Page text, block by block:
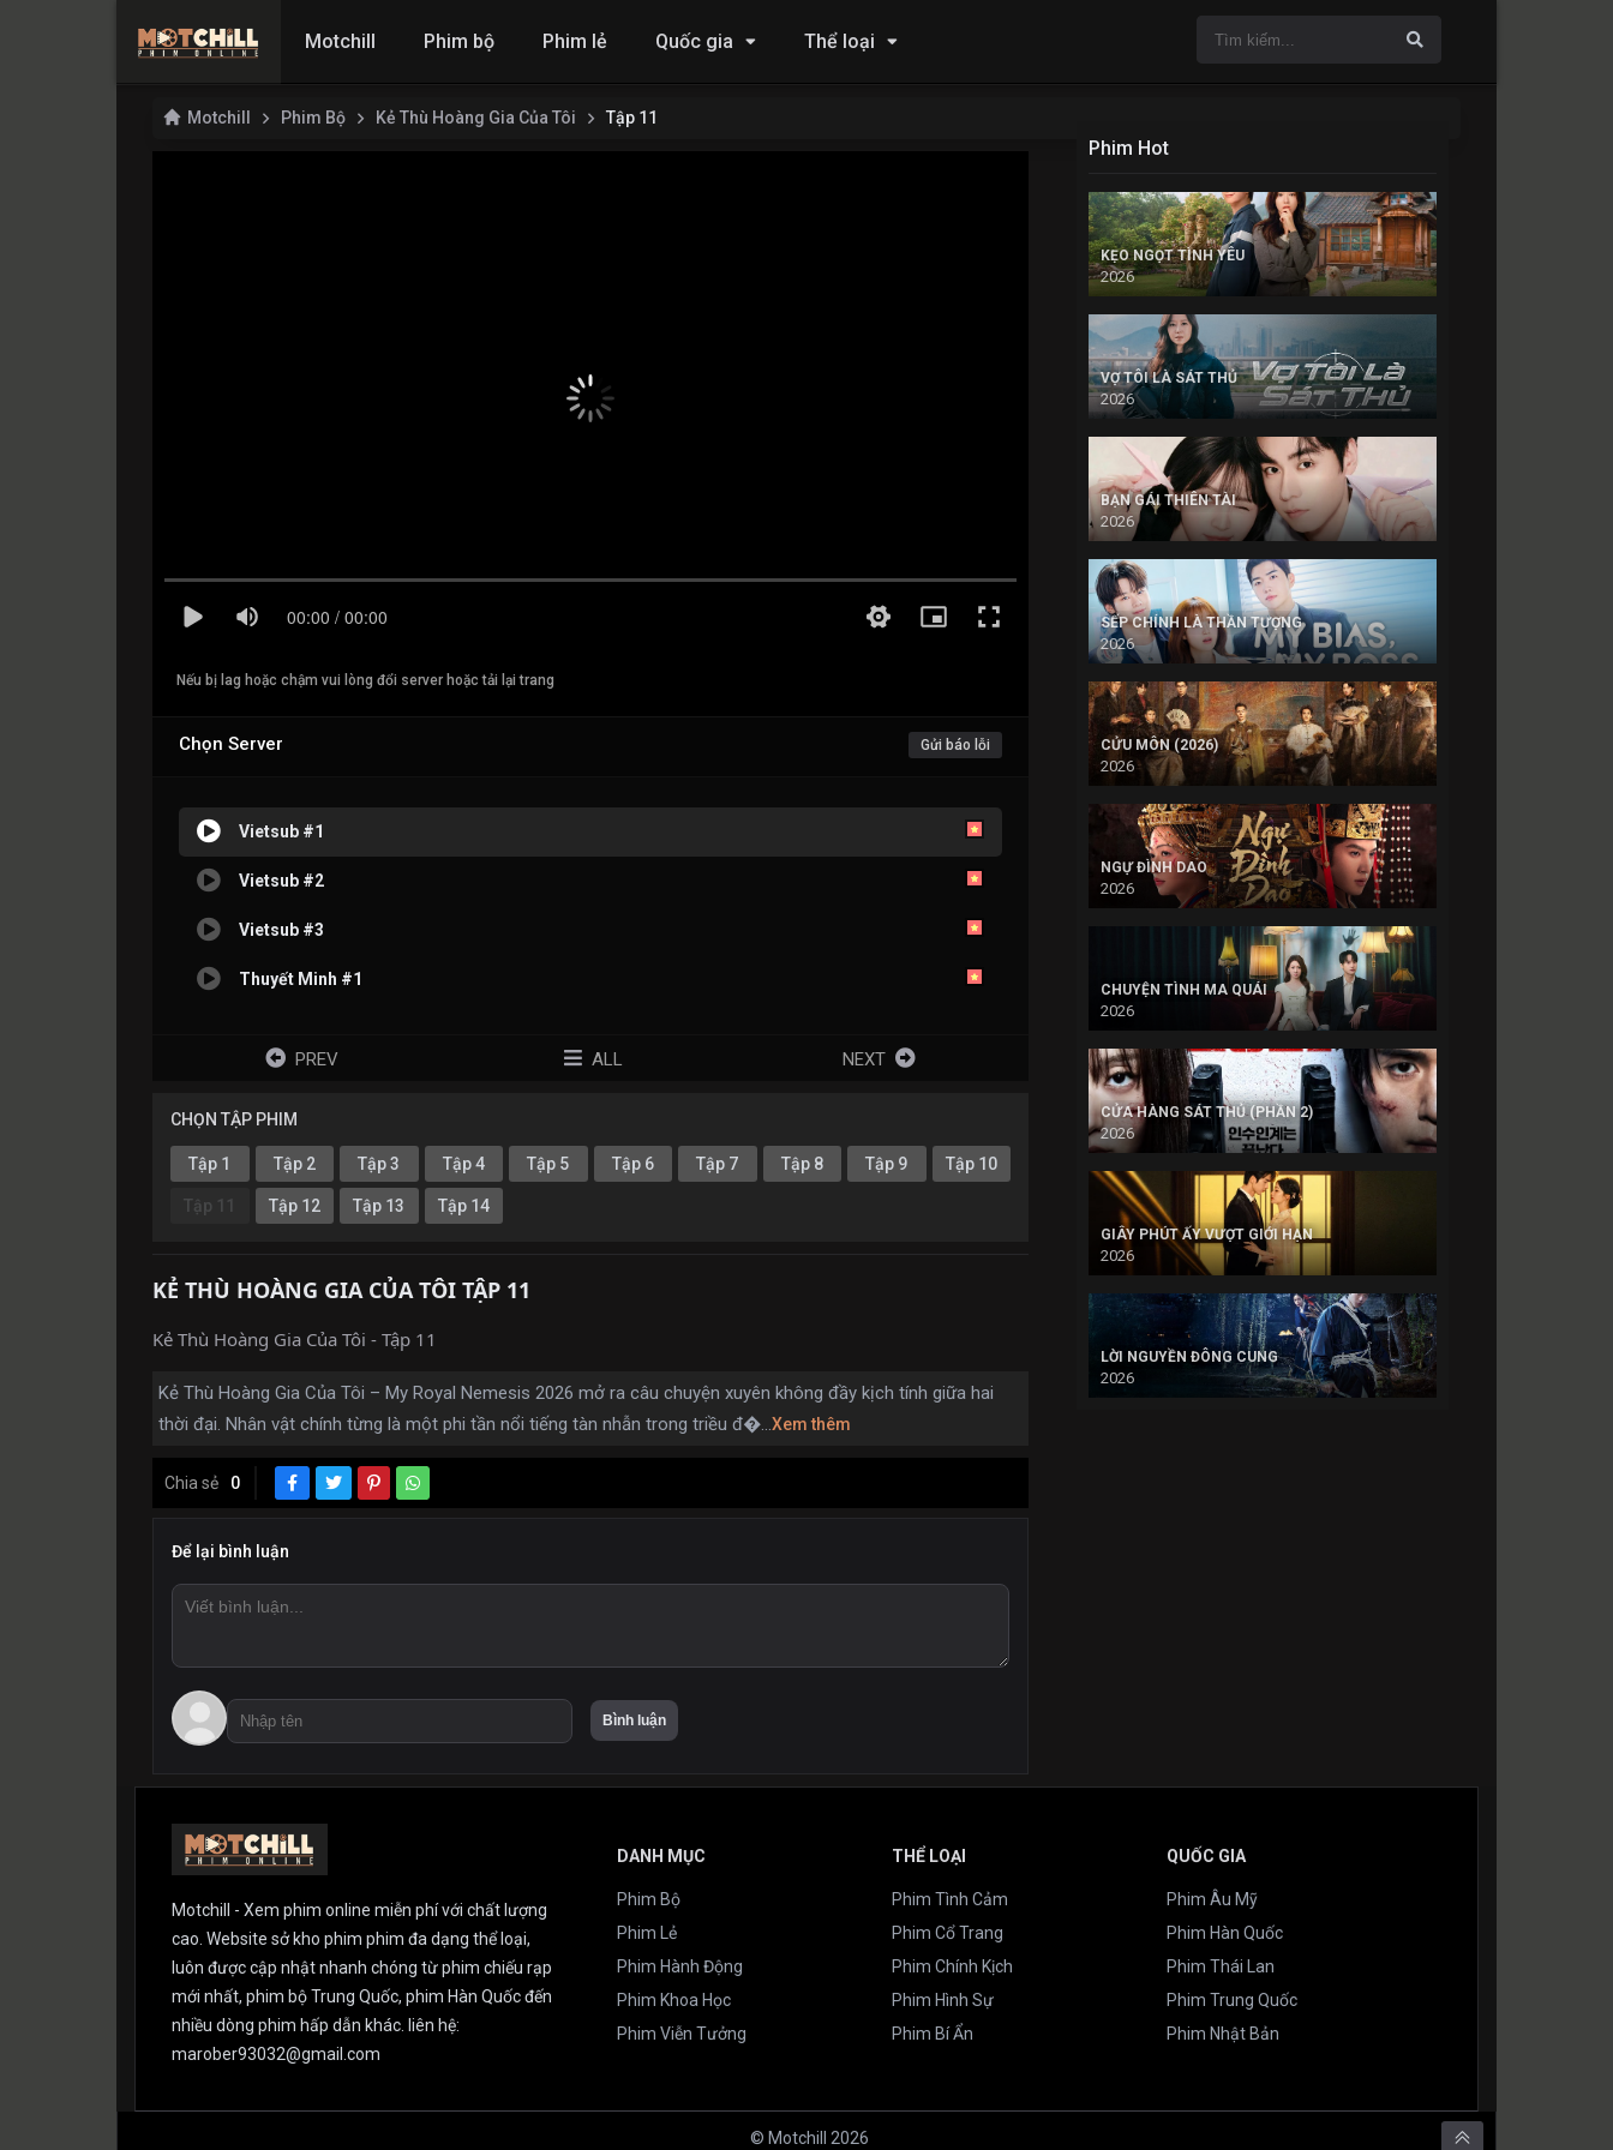
Motchill Phim bộ Phim lẻ Quốc gia Thể loại
Motchill Phim Bộ Kẻ Thù Hoàng Gia Của Tôi Tập 11
Nếu bị lag hoặc chậm vui lòng đổi server hoặc tải lại trang
Chọn Server Gửi báo lỗi
Vietsub #1
Vietsub #2
Vietsub #3
Thuyết Minh #1
PREV ALL NEXT
CHỌN TẬP PHIM
Tập 1 Tập 2 Tập 3 Tập 4 Tập 5 Tập 6 Tập 7 Tập 8 Tập 9 Tập 10
Tập 11 Tập 12 Tập 13 Tập 14
KẺ THÙ HOÀNG GIA CỦA TÔI TẬP 11
Kẻ Thù Hoàng Gia Của Tôi - Tập 11
Kẻ Thù Hoàng Gia Của Tôi – My Royal Nemesis 2026 mở ra câu chuyện xuyên không đầy kịch tính giữa hai
thời đại. Nhân vật chính từng là một phi tần nổi tiếng tàn nhẫn trong triều đ�...Xem thêm
Chia sẻ 0
Để lại bình luận
Phim Hot
KẸO NGỌT TÌNH YÊU
2026
VỢ TÔI LÀ SÁT THỦ
2026
BẠN GÁI THIÊN TÀI
2026
SẾP CHÍNH LÀ THẦN TƯỢNG
2026
CỬU MÔN (2026)
2026
NGỰ ĐÌNH DAO
2026
CHUYỆN TÌNH MA QUÁI
2026
CỬA HÀNG SÁT THỦ (PHẦN 2)
2026
GIÂY PHÚT ẤY VƯỢT GIỚI HẠN
2026
LỜI NGUYỀN ĐÔNG CUNG
2026
Motchill - Xem phim online miễn phí với chất lượng
cao. Website sở kho phim phim đa dạng thể loại,
luôn được cập nhật nhanh chóng từ phim chiếu rạp
mới nhất, phim bộ Trung Quốc, phim Hàn Quốc đến
nhiều dòng phim hấp dẫn khác. liên hệ:
marober93032@gmail.com
DANH MỤC
Phim Bộ
Phim Lẻ
Phim Hành Động
Phim Khoa Học
Phim Viễn Tưởng
THỂ LOẠI
Phim Tình Cảm
Phim Cổ Trang
Phim Chính Kịch
Phim Hình Sự
Phim Bí Ẩn
QUỐC GIA
Phim Âu Mỹ
Phim Hàn Quốc
Phim Thái Lan
Phim Trung Quốc
Phim Nhật Bản
© Motchill 2026